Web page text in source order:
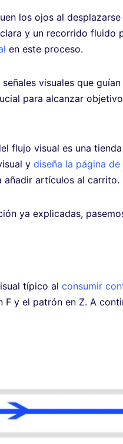
los ojos al
y un recorrido fluido
en este proceso.
visuales que
para alcanzar
flujo visual es una
y diseña la página
añadir artículos al carrito.
ya explicadas,
típico al consumir
y el patrón en Z. A